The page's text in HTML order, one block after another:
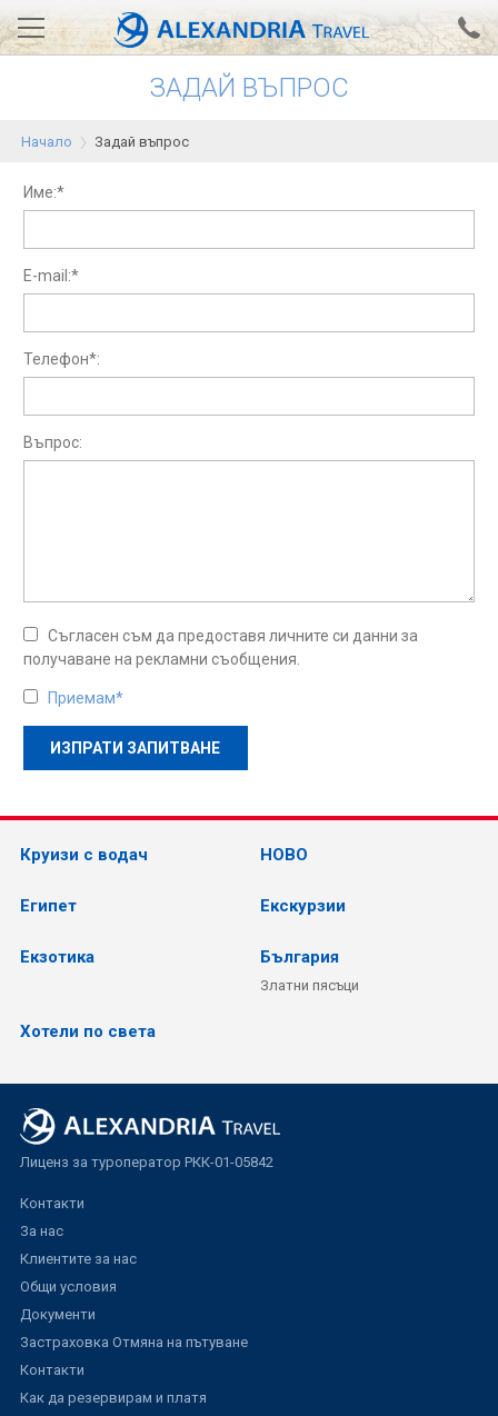
Проверка на резервация
АЛЕКСАНДРИЯ хотели
Тунис
Египет
Екскурзии
0700 18 308
ЗАДАЙ ВЪПРОС
Начало Задай въпрос
Име:*
E-mail:*
Телефон*:
Въпрос:
Съгласен съм да предоставя личните си данни за
получаване на рекламни съобщения.
Приемам*
Круизи с водач НОВО
Египет Екскурзии
Екзотика България
Златни пясъци
Хотели по света
Лиценз за туроператор РКК-01-05842
Контакти
За нас
Клиентите за нас
Общи условия
Документи
Застраховка Отмяна на пътуване
Контакти
Как да резервирам и платя